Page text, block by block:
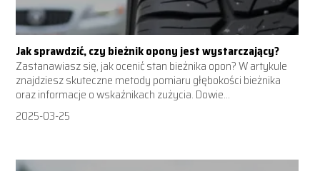
Jak sprawdzić, czy bieżnik opony jest wystarczający?
Zastanawiasz się, jak ocenić stan bieżnika opon? W artykule
znajdziesz skuteczne metody pomiaru głębokości bieżnika
oraz informacje o wskaźnikach zużycia. Dowie...
2025-03-25